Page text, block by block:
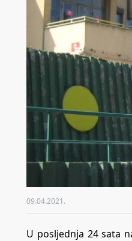
09.04.2021.
U posljednja 24 sata